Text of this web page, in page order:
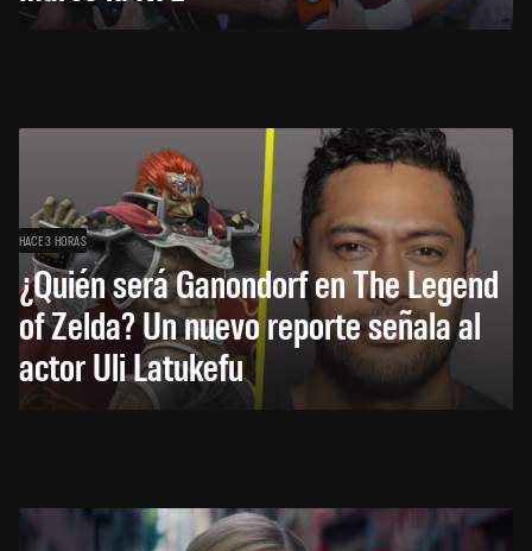
HACE 3 HORAS
¿Quién será Ganondorf en The Legend
of Zelda? Un nuevo reporte señala al
actor Uli Latukefu